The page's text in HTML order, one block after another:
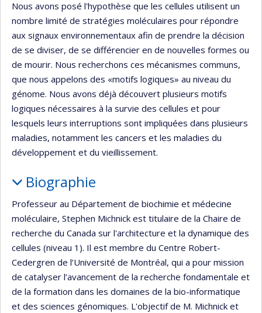
Nous avons posé l'hypothèse que les cellules utilisent un
nombre limité de stratégies moléculaires pour répondre
aux signaux environnementaux afin de prendre la décision
de se diviser, de se différencier en de nouvelles formes ou
de mourir. Nous recherchons ces mécanismes communs,
que nous appelons des «motifs logiques» au niveau du
génome. Nous avons déjà découvert plusieurs motifs
logiques nécessaires à la survie des cellules et pour
lesquels leurs interruptions sont impliquées dans plusieurs
maladies, notamment les cancers et les maladies du
développement et du vieillissement.
Biographie
Professeur au Département de biochimie et médecine
moléculaire, Stephen Michnick est titulaire de la Chaire de
recherche du Canada sur l'architecture et la dynamique des
cellules (niveau 1). Il est membre du Centre Robert-
Cedergren de l’Université de Montréal, qui a pour mission
de catalyser l’avancement de la recherche fondamentale et
de la formation dans les domaines de la bio-informatique
et des sciences génomiques. L'objectif de M. Michnick et